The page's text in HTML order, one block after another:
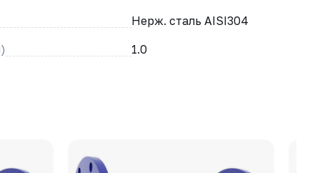
Нерж. сталь AISI304
1.0